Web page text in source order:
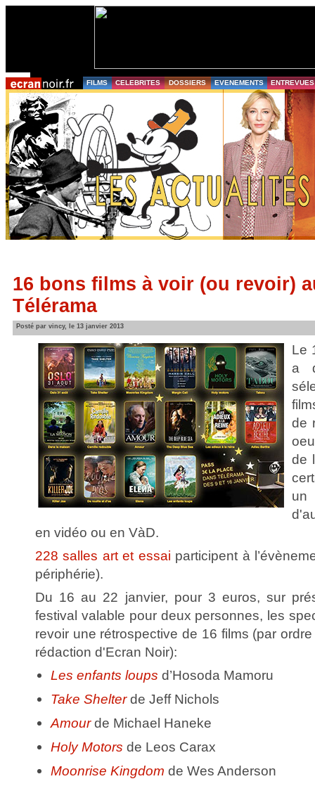
FILMS CELEBRITES DOSSIERS EVENEMENTS ENTREVUES
16 bons films à voir (ou revoir)
Télérama
Posté par vincy, le 13 janvier 2013
Le
a
de
de
un
en vidéo ou en VàD.
228 salles art et essai participent à
périphérie).
Du 16 au 22 janvier, pour 3 euros, sur
festival valable pour deux personnes, les
revoir une rétrospective de 16 films (par
rédaction d'Ecran Noir):
Les enfants loups d’Hosoda Mamoru
Take Shelterde Jeff Nichols
Amourde Michael Haneke
Holy Motors de Leos Carax
Moonrise Kingdom de Wes Anderson